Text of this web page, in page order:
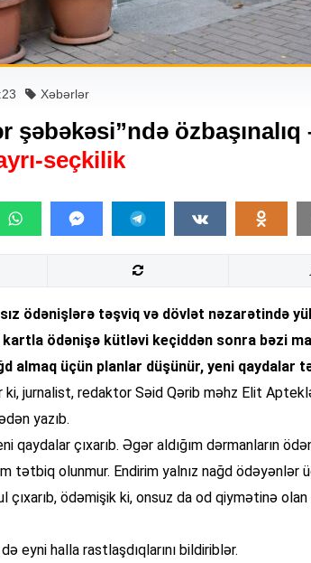
Xəbərlər
şəbəkəsi”ndə özbaşınalıq
seçkilik
ödənişlərə təşviq və dövlət nəzarətində
ödənişə kütləvi keçiddən sonra bəzi
almaq üçün planlar düşünür, yeni qaydalar
ki, jurnalist, redaktor Səid Qərib məhz Elit
yazıb.
qaydalar çıxarıb. Əgər aldığım dərmanların
tətbiq olunmur. Endirim yalnız nağd ödəyənlər
çıxarıb, ödəmişik ki, onsuz da od qiymətinə
eyni halla rastlaşdıqlarını bildiriblər.
uşaq hovuzda